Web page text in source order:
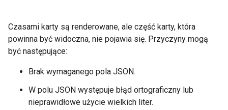
Czasami karty są renderowane, ale część karty, która
powinna być widoczna, nie pojawia się. Przyczyny mogą
być następujące:
Brak wymaganego pola JSON.
W polu JSON występuje błąd ortograficzny lub
nieprawidłowe użycie wielkich liter.